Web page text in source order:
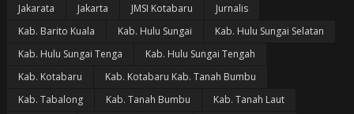
Jakarata
Jakarta JMSI Kotabaru
Jurnalis
Kab. Barito Kuala
Kab. Hulu Sungai
Kab. Hulu Sungai Selatan
Kab. Hulu Sungai Tenga
Kab. Hulu Sungai Tengah
Kab. Kotabaru
Kab. Kotabaru Kab. Tanah Bumbu
Kab. Tabalong
Kab. Tanah Bumbu
Kab. Tanah Laut